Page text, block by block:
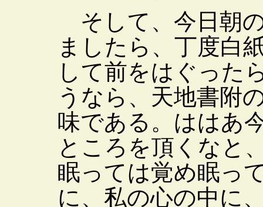
そして、今日朝
ましたら、丁度白
して前をはぐった
うなら、天地書附
味である。ははあ
ところを頂くなと
眠っては覚め眠っ
に、私の心の中に